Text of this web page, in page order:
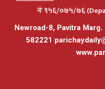
नंः ९५६/०७५/७६
Newroad-8, Pavitra
582221